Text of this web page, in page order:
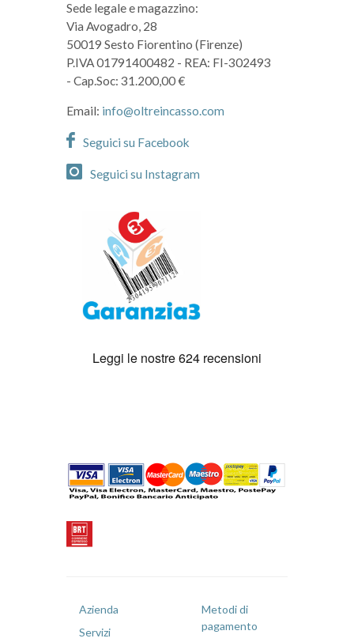
Sede legale e magazzino:
Via Avogadro, 28
50019 Sesto Fiorentino (Firenze)
P.IVA 01791400482 - REA: FI-302493
- Cap.Soc: 31.200,00 €
Email: info@oltreincasso.com
Seguici su Facebook
Seguici su Instagram
Azienda
Servizi
Metodi di
pagamento